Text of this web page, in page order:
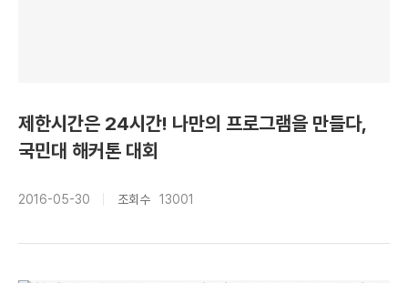
제한시간은 24시간! 나만의 프로그램을 만들다,
국민대 해커톤 대회
2016-05-30 조회수 13001